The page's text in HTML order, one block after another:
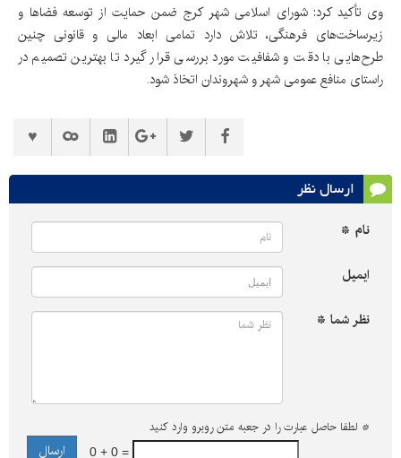
وی تأکید کرد: شورای اسلامی شهر کرج ضمن حمایت از توسعه فضاها و
زیرساخت‌های فرهنگی، تلاش دارد تمامی ابعاد مالی و قانونی چنین
طرح‌هایی با دقت و شفافیت مورد بررسی قرار گیرد تا بهترین تصمیم در
راستای منافع عمومی شهر و شهروندان اتخاذ شود.
ارسال نظر
نام *
ایمیل
نظر شما *
* لطفا حاصل عبارت را در جعبه متن روبرو وارد کنید
0 + 0 =